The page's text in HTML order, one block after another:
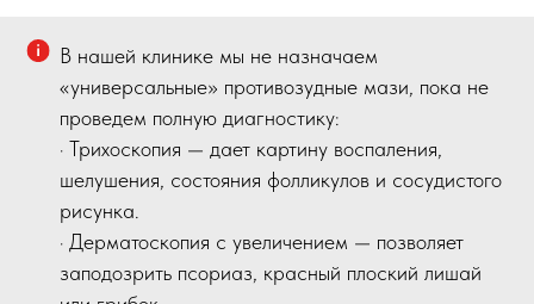
В нашей клинике мы не назначаем
«универсальные» противозудные мази, пока не
проведем полную диагностику:
· Трихоскопия — дает картину воспаления,
шелушения, состояния фолликулов и сосудистого
рисунка.
· Дерматоскопия с увеличением — позволяет
заподозрить псориаз, красный плоский лишай